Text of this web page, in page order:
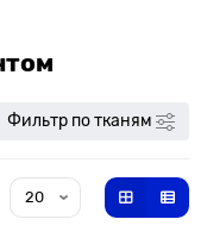
Фильтр по тканям